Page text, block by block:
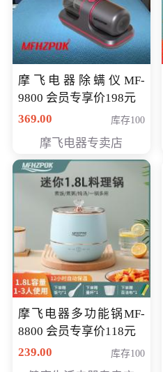
摩飞电器除螨仪MF-
9800 会员专享价198元
369.00
库存100
摩飞电器专卖店
摩飞电器多功能锅MF-
8800 会员专享价118元
239.00
库存100